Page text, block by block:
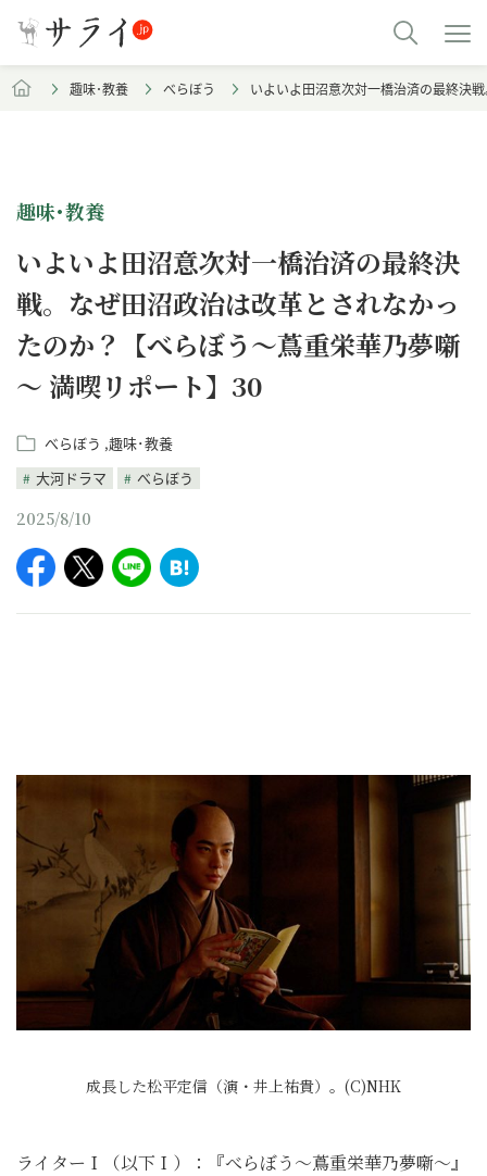
趣味･教養 べらぼう いよいよ田沼意次対一橋治済の最終決
趣味･教養
いよいよ田沼意次対一橋治済の最終決
戦。なぜ田沼政治は改革とされなかっ
たのか？【べらぼう～蔦重栄華乃夢噺
～ 満喫リポート】30
べらぼう 趣味･教養
大河ドラマ
べらぼう
2025/8/10
成長した松平定信（演・井上祐貴）。(C)NHK
ライターＩ（以下Ｉ）：『べらぼう～蔦重栄華乃夢噺～』